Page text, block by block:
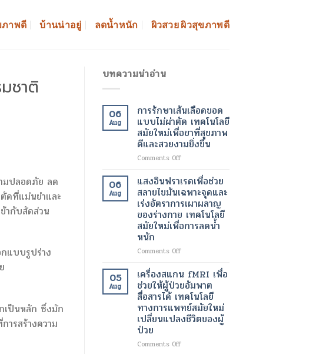
าพดี บ้านน่าอยู่ ลดน้ำหนัก ผิวสวย ผิวสุขภาพดี
ชาติ
มปลอดภัย ลด
ดที่แม่นยำและ
ากับสัดส่วน
กแบบรูปร่าง
เป็นหลัก ซึ่งมัก
ารสร้างความ
บทความน่าอ่าน
06
Aug
การรักษาเส้นเลือดขอด
แบบไม่ผ่าตัด เทคโนโลยี
สมัยใหม่เพื่อขาที่สุขภาพ
ดีและสวยงามยิ่งขึ้น
Comments Offon
รักษา
เส้นเลือด
ขอด
แบบ
ไม่
ผ่าตัด
สมัย
ขา
ที่
สุขภาพ
ดี
และ
06
Aug
แสงอินฟราเรดเพื่อช่วย
สลายไขมันเฉพาะจุดและ
เร่งอัตราการเผาผลาญ
ของร่างกาย เทคโนโลยี
สมัยใหม่เพื่อการลดน้ำ
หนัก
Comments Offon
อินฟราเรด
เพื่อ
ช่วย
สลาย
ไข
มัน
จุด
05
Aug
เครื่องสแกน fMRI เพื่อ
ช่วยให้ผู้ป่วยอัมพาต
สื่อสารได้ เทคโนโลยี
ทางการแพทย์สมัยใหม่
เปลี่ยนแปลงชีวิตของผู้
ป่วย
Comments Offon